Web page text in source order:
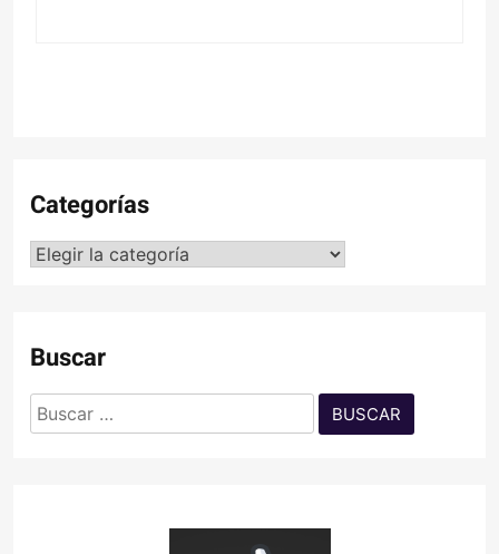
Categorías
Categorías
Buscar
Buscar: